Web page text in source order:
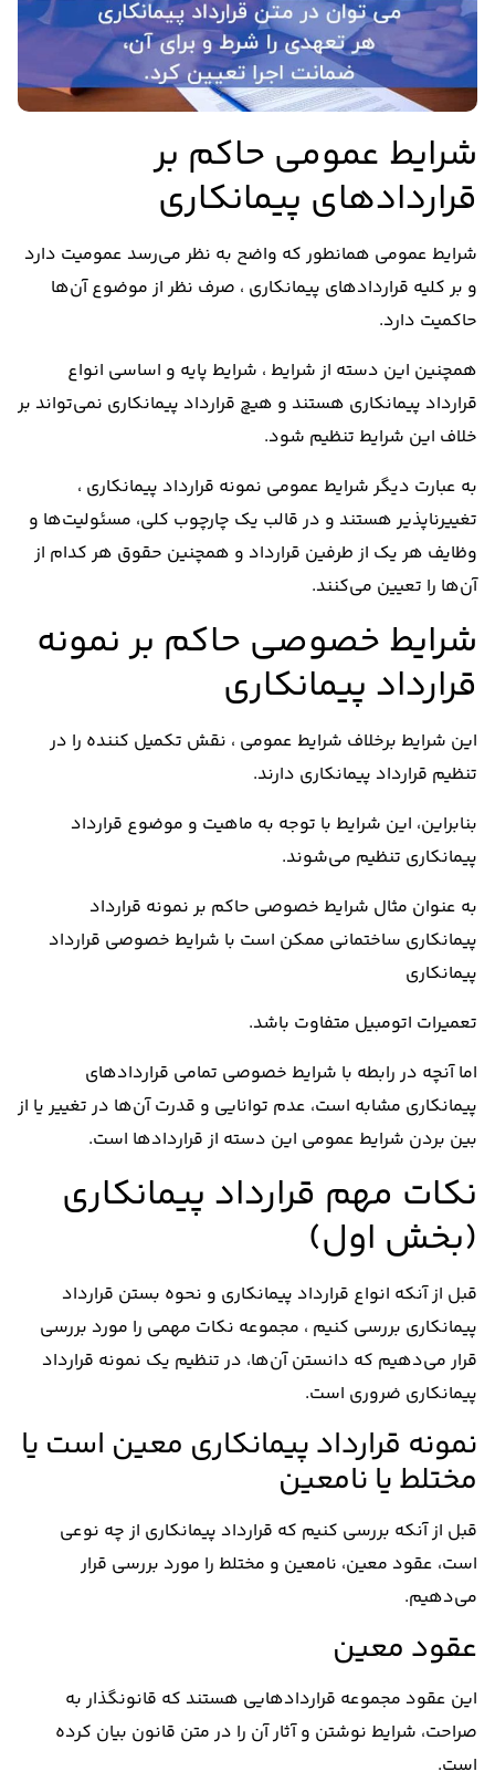
شرایط عمومی حاکم بر
قراردادهای پیمانکاری
شرایط عمومی همانطور که واضح به نظر می‌رسد عمومیت دارد
و بر کلیه قرارداد‌های پیمانکاری ، صرف نظر از موضوع آن‌ها
حاکمیت دارد.
همچنین این دسته از شرایط ، شرایط پایه و اساسی انواع
قرارداد پیمانکاری هستند و هیچ قرارداد پیمانکاری نمی‌تواند بر
خلاف این شرایط تنظیم شود.
به عبارت دیگر شرایط عمومی نمونه قرارداد پیمانکاری ،
تغییرناپذیر هستند و در قالب یک چارچوب کلی، مسئولیت‌ها و
وظایف هر یک از طرفین قرارداد و همچنین حقوق هر کدام از
آن‌ها را تعیین می‌کنند.
شرایط خصوصی حاکم بر نمونه
قرارداد پیمانکاری
این شرایط برخلاف شرایط عمومی ، نقش تکمیل کننده را در
تنظیم قرارداد پیمانکاری دارند.
بنابراین، این شرایط با توجه به ماهیت و موضوع قرارداد
پیمانکاری تنظیم می‌شوند.
به عنوان مثال شرایط خصوصی حاکم بر نمونه قرارداد
پیمانکاری ساختمانی ممکن است با شرایط خصوصی قرارداد
پیمانکاری
تعمیرات اتومبیل متفاوت باشد.
اما آنچه در رابطه با شرایط خصوصی تمامی قراردادهای
پیمانکاری مشابه است، عدم توانایی و قدرت آن‌ها در تغییر یا از
بین بردن شرایط عمومی این دسته از قراردادها است.
نکات مهم قرارداد پیمانکاری
(بخش اول)
قبل از آنکه انواع قرارداد پیمانکاری و نحوه بستن قرارداد
پیمانکاری بررسی کنیم ، مجموعه نکات مهمی را مورد بررسی
قرار می‌دهیم که دانستن آن‌ها، در تنظیم یک نمونه قرارداد
پیمانکاری ضروری است.
نمونه قرارداد پیمانکاری معین است یا
مختلط یا نامعین
قبل از آنکه بررسی کنیم که قرارداد پیمانکاری از چه نوعی
است، عقود معین، نامعین و مختلط را مورد بررسی قرار
می‌دهیم.
عقود معین
این عقود مجموعه قرارداد‌هایی هستند که قانونگذار به
صراحت، شرایط نوشتن و آثار آن را در متن قانون بیان کرده
است.